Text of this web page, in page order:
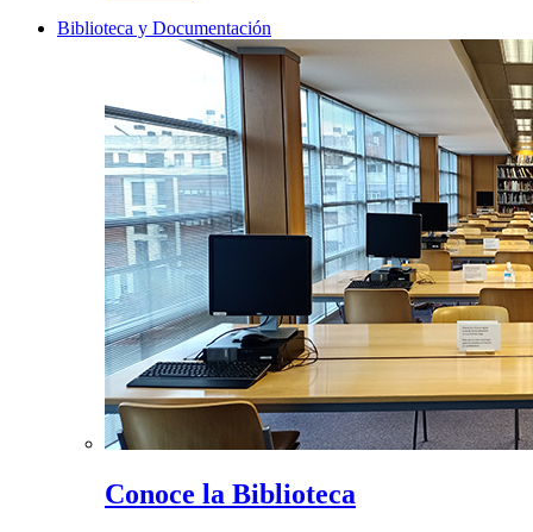
Biblioteca y Documentación
Conoce la Biblioteca